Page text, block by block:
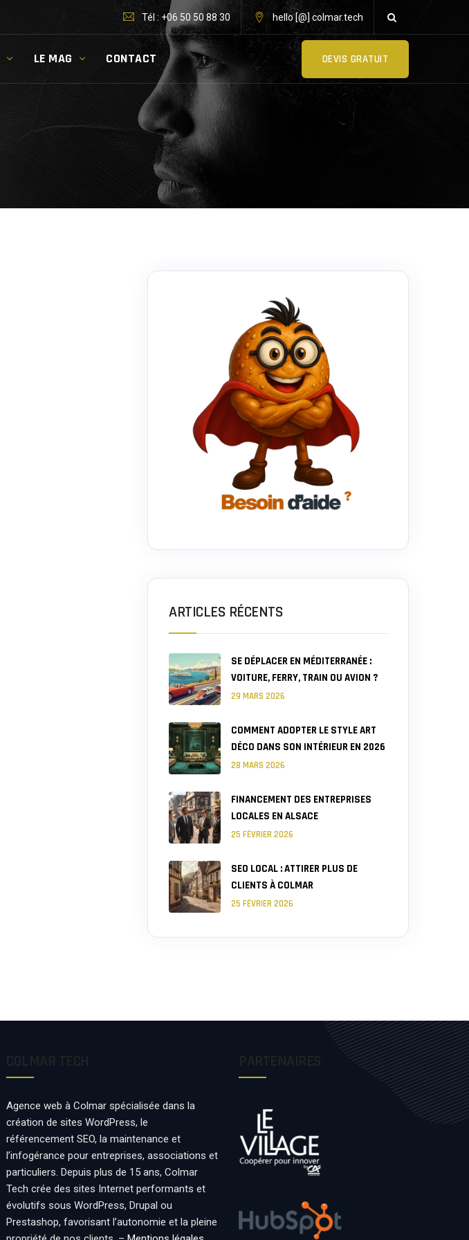
Tél : +06 50 50 88 30 hello [@] colmar.tech
LE MAG CONTACT DEVIS GRATUIT
ARTICLES RÉCENTS
SE DÉPLACER EN MÉDITERRANÉE :
VOITURE, FERRY, TRAIN OU AVION ?
29 MARS 2026
COMMENT ADOPTER LE STYLE ART
DÉCO DANS SON INTÉRIEUR EN 2026
28 MARS 2026
FINANCEMENT DES ENTREPRISES
LOCALES EN ALSACE
25 FÉVRIER 2026
SEO LOCAL : ATTIRER PLUS DE
CLIENTS À COLMAR
25 FÉVRIER 2026
Agence web à Colmar spécialisée dans la
création de sites WordPress, le
référencement SEO, la maintenance et
l’infogérance pour entreprises, associations et
particuliers. Depuis plus de 15 ans, Colmar
Tech crée des sites Internet performants et
évolutifs sous WordPress, Drupal ou
Prestashop, favorisant l’autonomie et la pleine